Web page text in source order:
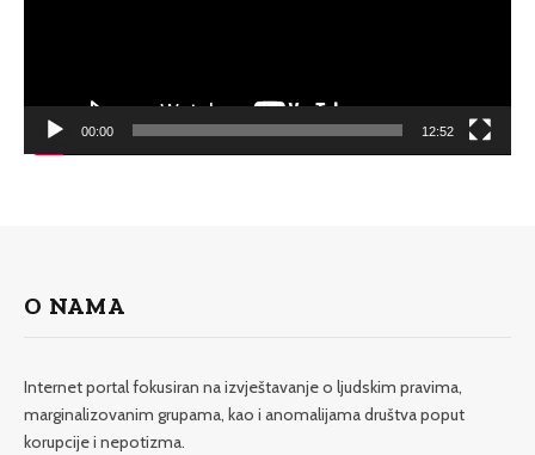
00:00 12:52
O NAMA
Internet portal fokusiran na izvještavanje o ljudskim pravima,
marginalizovanim grupama, kao i anomalijama društva poput
korupcije i nepotizma.